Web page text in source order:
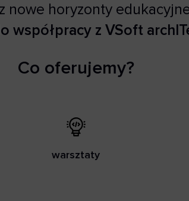
nowe horyzonty
współpracy z VSoft
Co oferujemy?
warsztaty